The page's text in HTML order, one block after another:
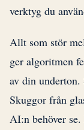
verktyg du
Allt som stör
ger algoritmen
av din
Skuggor från
AI:n behöver